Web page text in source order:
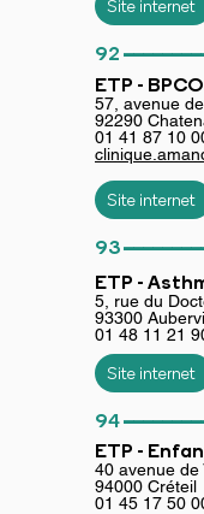
Site internet
92
ETP -
57, avenue
92290
01 41 87 10
Site internet
93
ETP -
5, rue du
93300
01 48 11 21
Site internet
94
ETP -
40 avenue de
94000 Créteil
01 45 17 50